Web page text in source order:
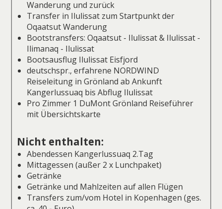
Wanderung und zurück
Transfer in Ilulissat zum Startpunkt der
Oqaatsut Wanderung
Bootstransfers: Oqaatsut - Ilulissat & Ilulissat -
Ilimanaq - Ilulissat
Bootsausflug Ilulissat Eisfjord
deutschspr., erfahrene NORDWIND
Reiseleitung in Grönland ab Ankunft
Kangerlussuaq bis Abflug Ilulissat
Pro Zimmer 1 DuMont Grönland Reiseführer
mit Übersichtskarte
Nicht enthalten:
Abendessen Kangerlussuaq 2.Tag
Mittagessen (außer 2 x Lunchpaket)
Getränke
Getränke und Mahlzeiten auf allen Flügen
Transfers zum/vom Hotel in Kopenhagen (ges.